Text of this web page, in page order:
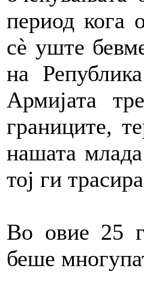
период кога
сè уште
на
Армијата
границите,
нашата
тој ги
Во овие 25
беше